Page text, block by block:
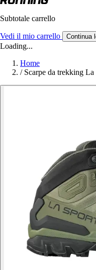
Subtotale carrello
Vedi il mio carrello Continua
Loading...
Home
/ Scarpe da trekking